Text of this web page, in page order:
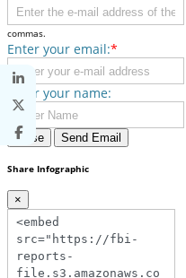
commas.
Enter your email:*
Enter your name:
Close Send Email
Share Infographic
×